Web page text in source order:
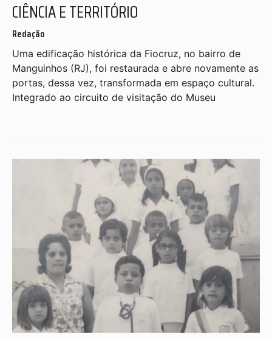
CIÊNCIA E TERRITÓRIO
Redação
Uma edificação histórica da Fiocruz, no bairro de
Manguinhos (RJ), foi restaurada e abre novamente as
portas, dessa vez, transformada em espaço cultural.
Integrado ao circuito de visitação do Museu